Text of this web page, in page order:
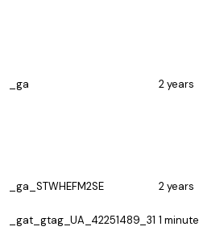
_ga 2 years
_ga_STWHEFM2SE
2 years
_gat_gtag_UA_42251489_31 1 minute